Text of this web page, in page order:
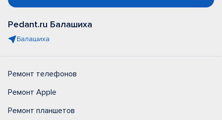
Pedant.ru Балашиха
Балашиха
Ремонт телефонов
Ремонт Apple
Ремонт планшетов